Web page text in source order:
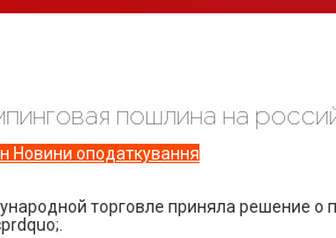
пошлина на
Новини оподаткування
торговле приняла решение о